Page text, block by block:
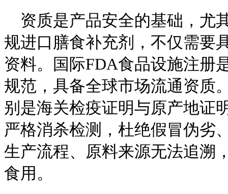
资质是产品安全的基础，尤
规进口膳食补充剂，不仅需要
资料。国际FDA食品设施注册
规范，具备全球市场流通资质
别是海关检疫证明与原产地证
严格消杀检测，杜绝假冒伪劣
生产流程、原料来源无法追溯
食用。